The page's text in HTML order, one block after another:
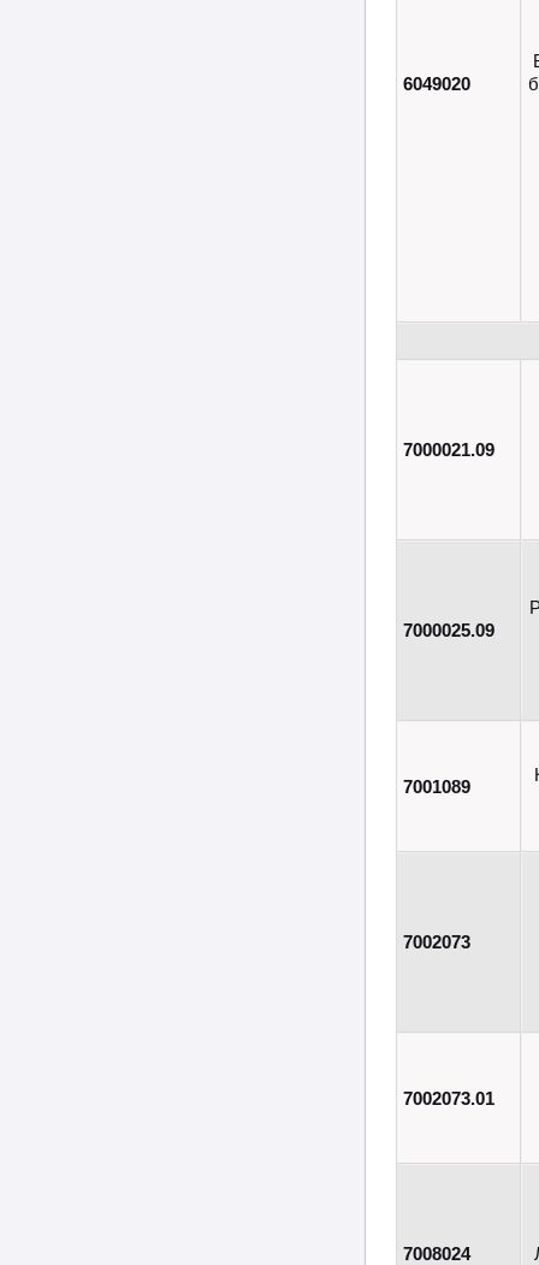
6049020
7000021.09
7000025.09
7001089
7002073
7002073.01
7008024